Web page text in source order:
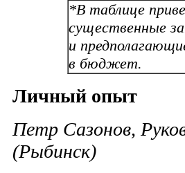
*В таблице
существенные
и
в бюджет.
Личный опыт
Петр Сазонов,
(Рыбинск)